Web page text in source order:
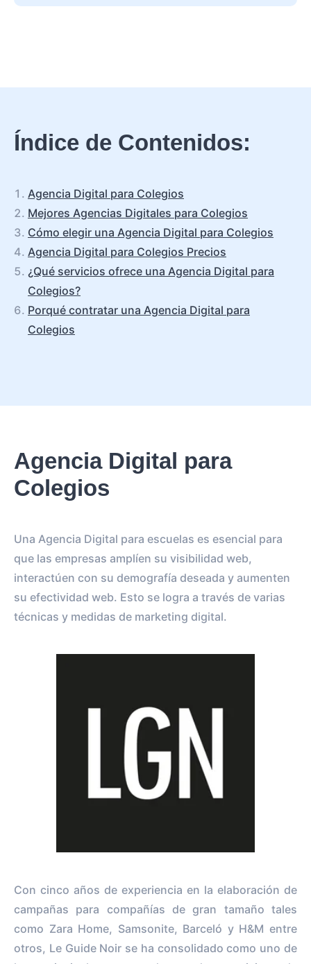
Índice de Contenidos:
Agencia Digital para Colegios
Mejores Agencias Digitales para Colegios
Cómo elegir una Agencia Digital para Colegios
Agencia Digital para Colegios Precios
¿Qué servicios ofrece una Agencia Digital para
Colegios?
Porqué contratar una Agencia Digital para
Colegios
Agencia Digital para
Colegios
Una Agencia Digital para escuelas es esencial para
que las empresas amplíen su visibilidad web,
interactúen con su demografía deseada y aumenten
su efectividad web. Esto se logra a través de varias
técnicas y medidas de marketing digital.
Con cinco años de experiencia en la elaboración de
campañas para compañías de gran tamaño tales
como Zara Home, Samsonite, Barceló y H&M entre
otros, Le Guide Noir se ha consolidado como uno de